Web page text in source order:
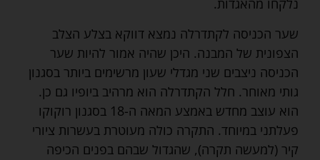
נלקחו מהאגדות.
שער הכניסה לקתדרלה נמצא דווקא בצלע הצלב
הצפונית של המבנה. היכן שהיה אמור להיות שער
הכניסה ניצבים שני מגדלי שעון מרשימים ביותר בסגנון
גותי מאוחר. חלל הקתדרלה הוא מרהיב ביופיו גם כן.
הוא עוצב מחדש באמצע המאה ה-18 בסגנון רוקוקו
פעלתני במיוחד. התקרה כולה מעוטרת בעשרות ציורי
קיר (למעשה תקרה), שהגדול שבהם בפנים הכיפה